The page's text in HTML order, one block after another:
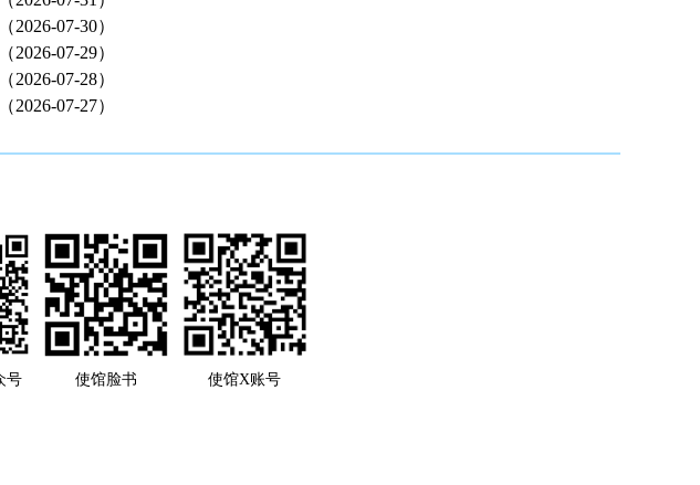
07-30）
07-29）
07-28）
07-27）
号 使馆脸书 使馆X账号